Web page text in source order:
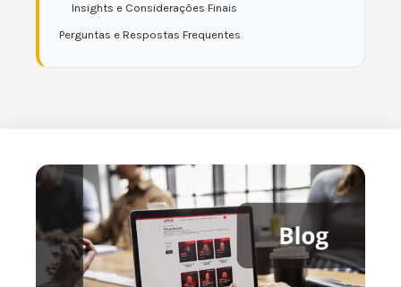
Insights e Considerações Finais
Perguntas e Respostas Frequentes